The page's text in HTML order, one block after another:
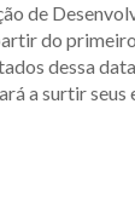
de
do
dessa
a surtir